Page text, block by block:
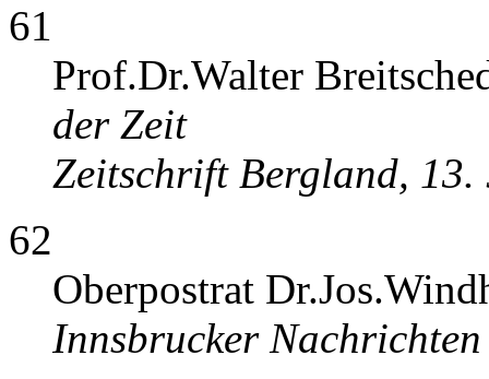
61
Prof.Dr.Walter
der Zeit
Zeitschrift Bergland, 13.
62
Oberpostrat
Innsbrucker